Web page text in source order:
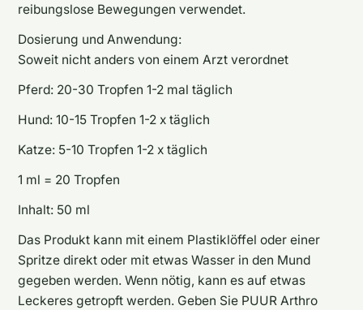
reibungslose Bewegungen verwendet.
Dosierung und Anwendung:
Soweit nicht anders von einem Arzt verordnet
Pferd: 20-30 Tropfen 1-2 mal täglich
Hund: 10-15 Tropfen 1-2 x täglich
Katze: 5-10 Tropfen 1-2 x täglich
1 ml = 20 Tropfen
Inhalt: 50 ml
Das Produkt kann mit einem Plastiklöffel oder einer
Spritze direkt oder mit etwas Wasser in den Mund
gegeben werden. Wenn nötig, kann es auf etwas
Leckeres getropft werden. Geben Sie PUUR Arthro